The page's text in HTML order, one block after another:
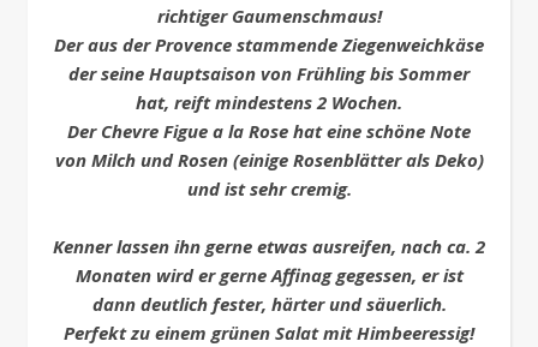
richtiger Gaumenschmaus!
Der aus der Provence stammende Ziegenweichkäse
der seine Hauptsaison von Frühling bis Sommer
hat, reift mindestens 2 Wochen.
Der Chevre Figue a la Rose hat eine schöne Note
von Milch und Rosen (einige Rosenblätter als Deko)
und ist sehr cremig.
Kenner lassen ihn gerne etwas ausreifen, nach ca. 2
Monaten wird er gerne Affinag gegessen, er ist
dann deutlich fester, härter und säuerlich.
Perfekt zu einem grünen Salat mit Himbeeressig!